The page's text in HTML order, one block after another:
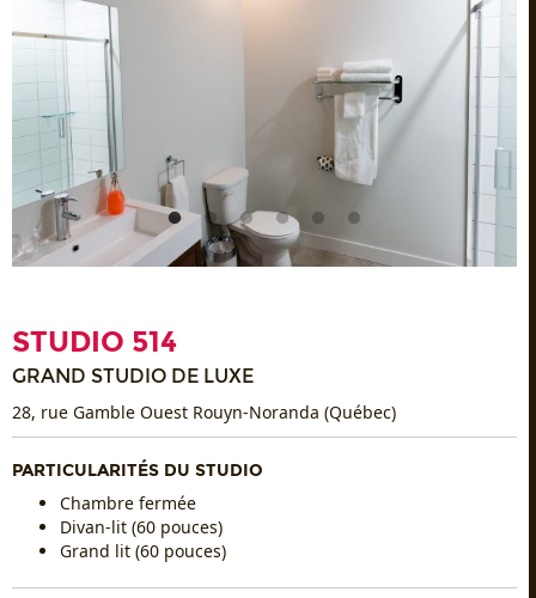
STUDIO 514
GRAND STUDIO DE LUXE
28, rue Gamble Ouest Rouyn-Noranda (Québec)
PARTICULARITÉS DU STUDIO
Chambre fermée
Divan-lit (60 pouces)
Grand lit (60 pouces)